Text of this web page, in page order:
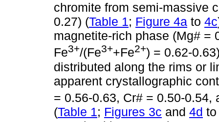
chromite from semi-massive
0.27) (Table 1; Figure 4a to 4c
magnetite-rich phase (Mg# =
Fe3+/(Fe3++Fe2+) = 0.62-
distributed along the rims or
apparent crystallographic
= 0.56-0.63, Cr# = 0.50-0.54,
(Table 1; Figures 3c and 4d